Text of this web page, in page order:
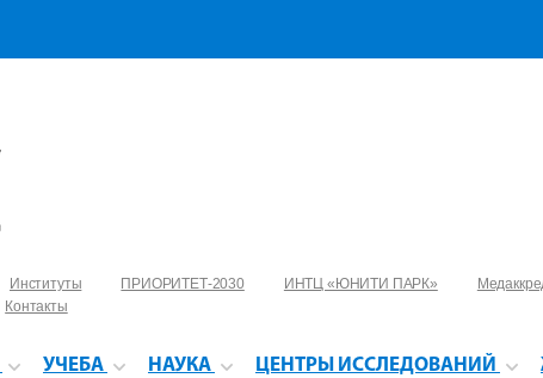
Институты ПРИОРИТЕТ-2030 ИНТЦ «ЮНИТИ ПАРК»
Контакты
УЧЕБА НАУКА ЦЕНТРЫ ИССЛЕДОВАНИЙ